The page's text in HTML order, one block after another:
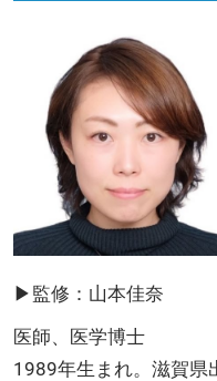
▶監修：山本佳奈
医師、医学博士
1989年生まれ。滋賀県